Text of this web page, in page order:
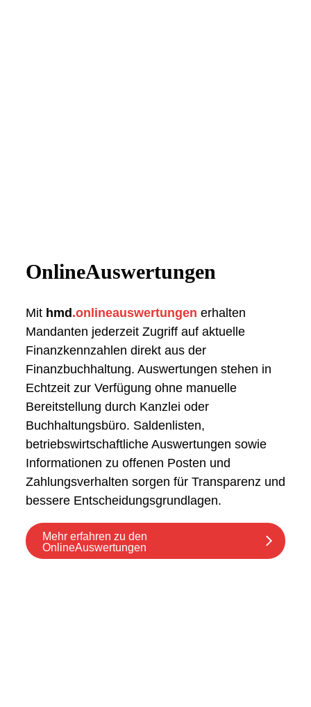
OnlineAuswertungen
Mit hmd.onlineauswertungen erhalten
Mandanten jederzeit Zugriff auf aktuelle
Finanzkennzahlen direkt aus der
Finanzbuchhaltung. Auswertungen stehen in
Echtzeit zur Verfügung ohne manuelle
Bereitstellung durch Kanzlei oder
Buchhaltungsbüro. Saldenlisten,
betriebswirtschaftliche Auswertungen sowie
Informationen zu offenen Posten und
Zahlungsverhalten sorgen für Transparenz und
bessere Entscheidungsgrundlagen.
Mehr erfahren zu den
OnlineAuswertungen